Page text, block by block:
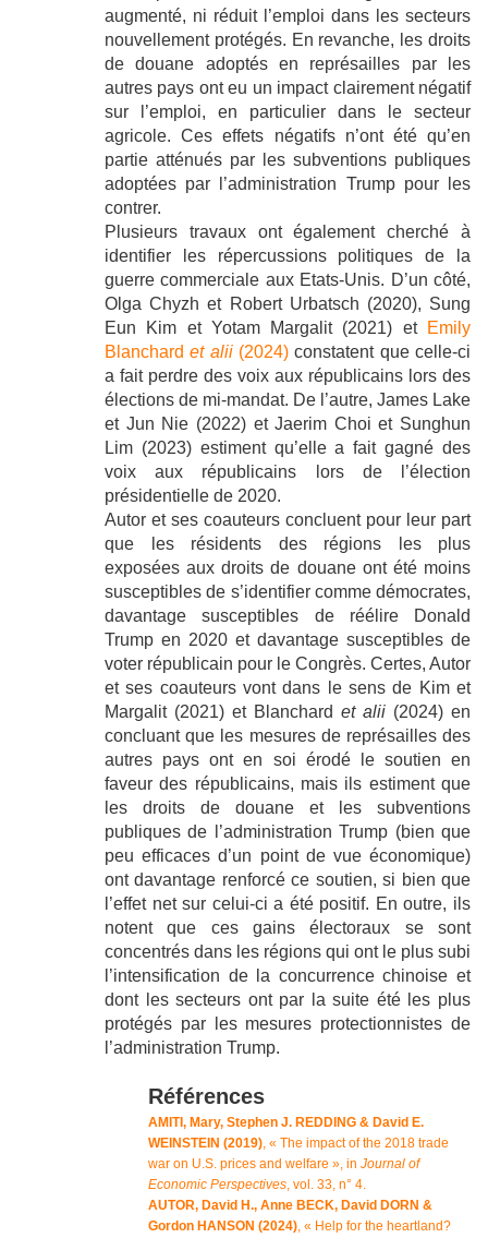
augmenté, ni réduit l’emploi dans les secteurs
nouvellement protégés. En revanche, les droits
de douane adoptés en représailles par les
autres pays ont eu un impact clairement négatif
sur l’emploi, en particulier dans le secteur
agricole. Ces effets négatifs n’ont été qu’en
partie atténués par les subventions publiques
adoptées par l’administration Trump pour les
contrer.
Plusieurs travaux ont également cherché à
identifier les répercussions politiques de la
guerre commerciale aux Etats-Unis. D’un côté,
Olga Chyzh et Robert Urbatsch (2020), Sung
Eun Kim et Yotam Margalit (2021) et Emily
Blanchard et alii(2024)constatent que celle-ci
a fait perdre des voix aux républicains lors des
élections de mi-mandat. De l’autre, James Lake
et Jun Nie (2022) et Jaerim Choi et Sunghun
Lim (2023) estiment qu’elle a fait gagné des
voix aux républicains lors de l’élection
présidentielle de 2020.
Autor et ses coauteurs concluent pour leur part
que les résidents des régions les plus
exposées aux droits de douane ont été moins
susceptibles de s’identifier comme démocrates,
davantage susceptibles de réélire Donald
Trump en 2020 et davantage susceptibles de
voter républicain pour le Congrès. Certes, Autor
et ses coauteurs vont dans le sens de Kim et
Margalit (2021) et Blanchard et alii (2024) en
concluant que les mesures de représailles des
autres pays ont en soi érodé le soutien en
faveur des républicains, mais ils estiment que
les droits de douane et les subventions
publiques de l’administration Trump (bien que
peu efficaces d’un point de vue économique)
ont davantage renforcé ce soutien, si bien que
l’effet net sur celui-ci a été positif. En outre, ils
notent que ces gains électoraux se sont
concentrés dans les régions qui ont le plus subi
l’intensification de la concurrence chinoise et
dont les secteurs ont par la suite été les plus
protégés par les mesures protectionnistes de
l’administration Trump.
Références
AMITI, Mary, Stephen J. REDDING & David E.
WEINSTEIN (2019), « The impact of the 2018 trade
war on U.S. prices and welfare », in Journal of
Economic Perspectives, vol. 33, n° 4.
AUTOR, David H., Anne BECK, David DORN &
Gordon HANSON (2024), « Help for the heartland?